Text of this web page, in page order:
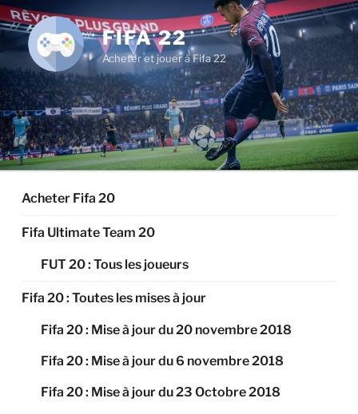
Aller
au
contenu
principal
FIFA 22
Acheter et jouer à Fifa 22
Acheter Fifa 20
Fifa Ultimate Team 20
FUT 20 : Tous les joueurs
Fifa 20 : Toutes les mises à jour
Fifa 20 : Mise à jour du 20 novembre 2018
Fifa 20 : Mise à jour du 6 novembre 2018
Fifa 20 : Mise à jour du 23 Octobre 2018